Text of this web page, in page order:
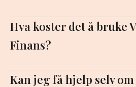
Hva koster det å bruke
Finans?
Kan jeg få hjelp selv